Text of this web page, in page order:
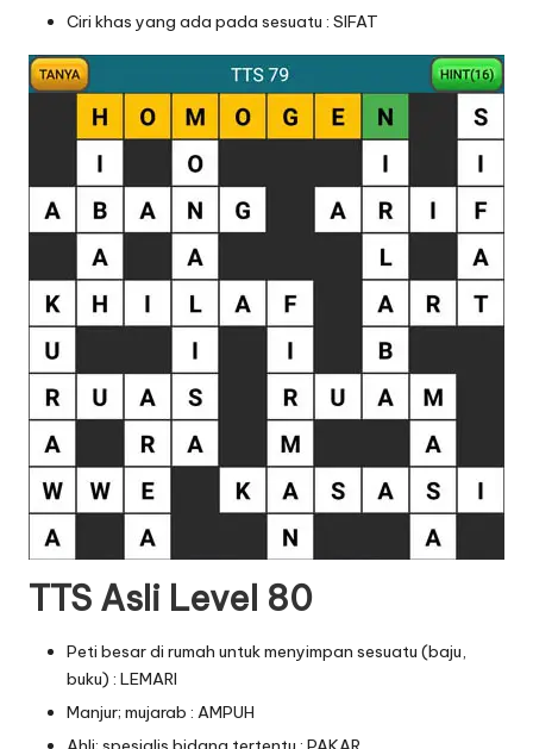
Ciri khas yang ada pada sesuatu : SIFAT
TTS Asli Level 80
Peti besar di rumah untuk menyimpan sesuatu (baju,
buku) : LEMARI
Manjur; mujarab : AMPUH